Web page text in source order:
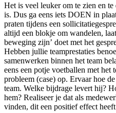
Het is veel leuker om te zien en te
is. Dus ga eens iets DOEN in
praten tijdens een
altijd een blokje om wandelen,
beweging zijn’ doet met het
Hebben jullie teamprestaties
samenwerken binnen het team
eens een potje voetballen met het
probleem (case) op. Ervaar hoe
team. Welke bijdrage levert hij?
hem? Realiseer je dat als
vinden, dit een positief effect